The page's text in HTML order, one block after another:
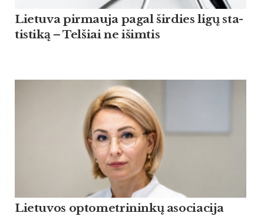
Lie­tu­va pir­mau­ja pagal šir­dies ligų sta­
tis­ti­ką – Tel­šiai ne išim­tis
Lietuvos optometrininkų asociacija